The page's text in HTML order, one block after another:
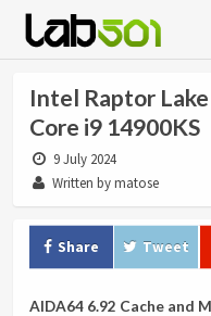
Intel Raptor
Core i9 14900KS
9 July 2024
Written by matose
Share Tweet
AIDA64 6.92 Cache and